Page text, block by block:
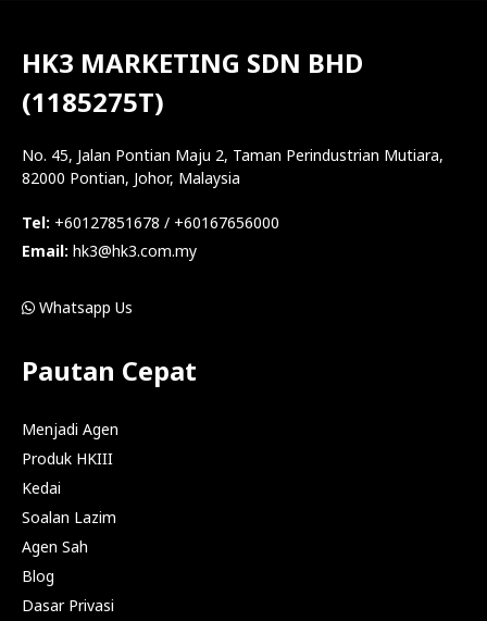
HK3 MARKETING SDN BHD
(1185275T)
No. 45, Jalan Pontian Maju 2, Taman Perindustrian Mutiara,
82000 Pontian, Johor, Malaysia
Tel: +60127851678 / +60167656000
Email: hk3@hk3.com.my
Whatsapp Us
Pautan Cepat
Menjadi Agen
Produk HKIII
Kedai
Soalan Lazim
Agen Sah
Blog
Dasar Privasi